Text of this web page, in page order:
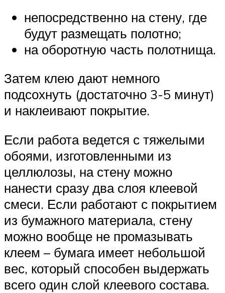
непосредственно на стену, где
будут размещать полотно;
на оборотную часть полотнища.
Затем клею дают немного
подсохнуть (достаточно 3-5 минут)
и наклеивают покрытие.
Если работа ведется с тяжелыми
обоями, изготовленными из
целлюлозы, на стену можно
нанести сразу два слоя клеевой
смеси. Если работают с покрытием
из бумажного материала, стену
можно вообще не промазывать
клеем – бумага имеет небольшой
вес, который способен выдержать
всего один слой клеевого состава.